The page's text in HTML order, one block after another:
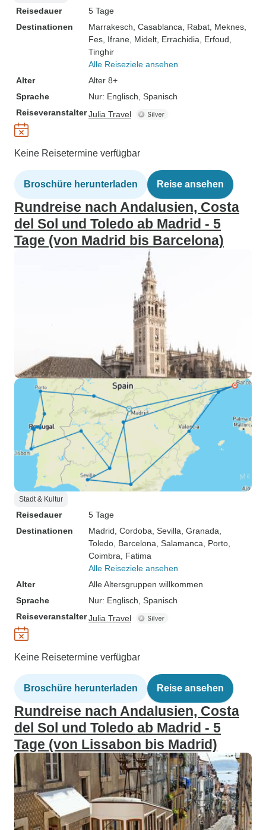
Reisedauer
5 Tage
Destinationen
Marrakesch , Casablanca , Rabat , Meknes
Fes , Ifrane , Midelt , Errachidia , Erfoud
Tinghir
Alle Reiseziele ansehen
Alter
Alter 8+
Sprache
Nur: Englisch, Spanisch
ReiseveranstalterJulia Travel
Keine Reisetermine verfügbar
Broschüre herunterladen Reise ansehen
Rundreise nach Andalusien, Costa
del Sol und Toledo ab Madrid - 5
Tage (von Madrid bis Barcelona)
Stadt & Kultur
Reisedauer
5 Tage
Destinationen
Madrid , Cordoba , Sevilla , Granada
Toledo , Barcelona , Salamanca , Porto
Coimbra , Fatima
Alle Reiseziele ansehen
Alter
Alle Altersgruppen willkommen
Sprache
Nur: Englisch, Spanisch
ReiseveranstalterJulia Travel
Keine Reisetermine verfügbar
Broschüre herunterladen Reise ansehen
Rundreise nach Andalusien, Costa
del Sol und Toledo ab Madrid - 5
Tage (von Lissabon bis Madrid)